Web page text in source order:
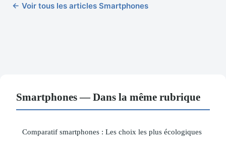
← Voir tous les articles Smartphones
Smartphones — Dans la même rubrique
Comparatif smartphones : Les choix les plus écologiques